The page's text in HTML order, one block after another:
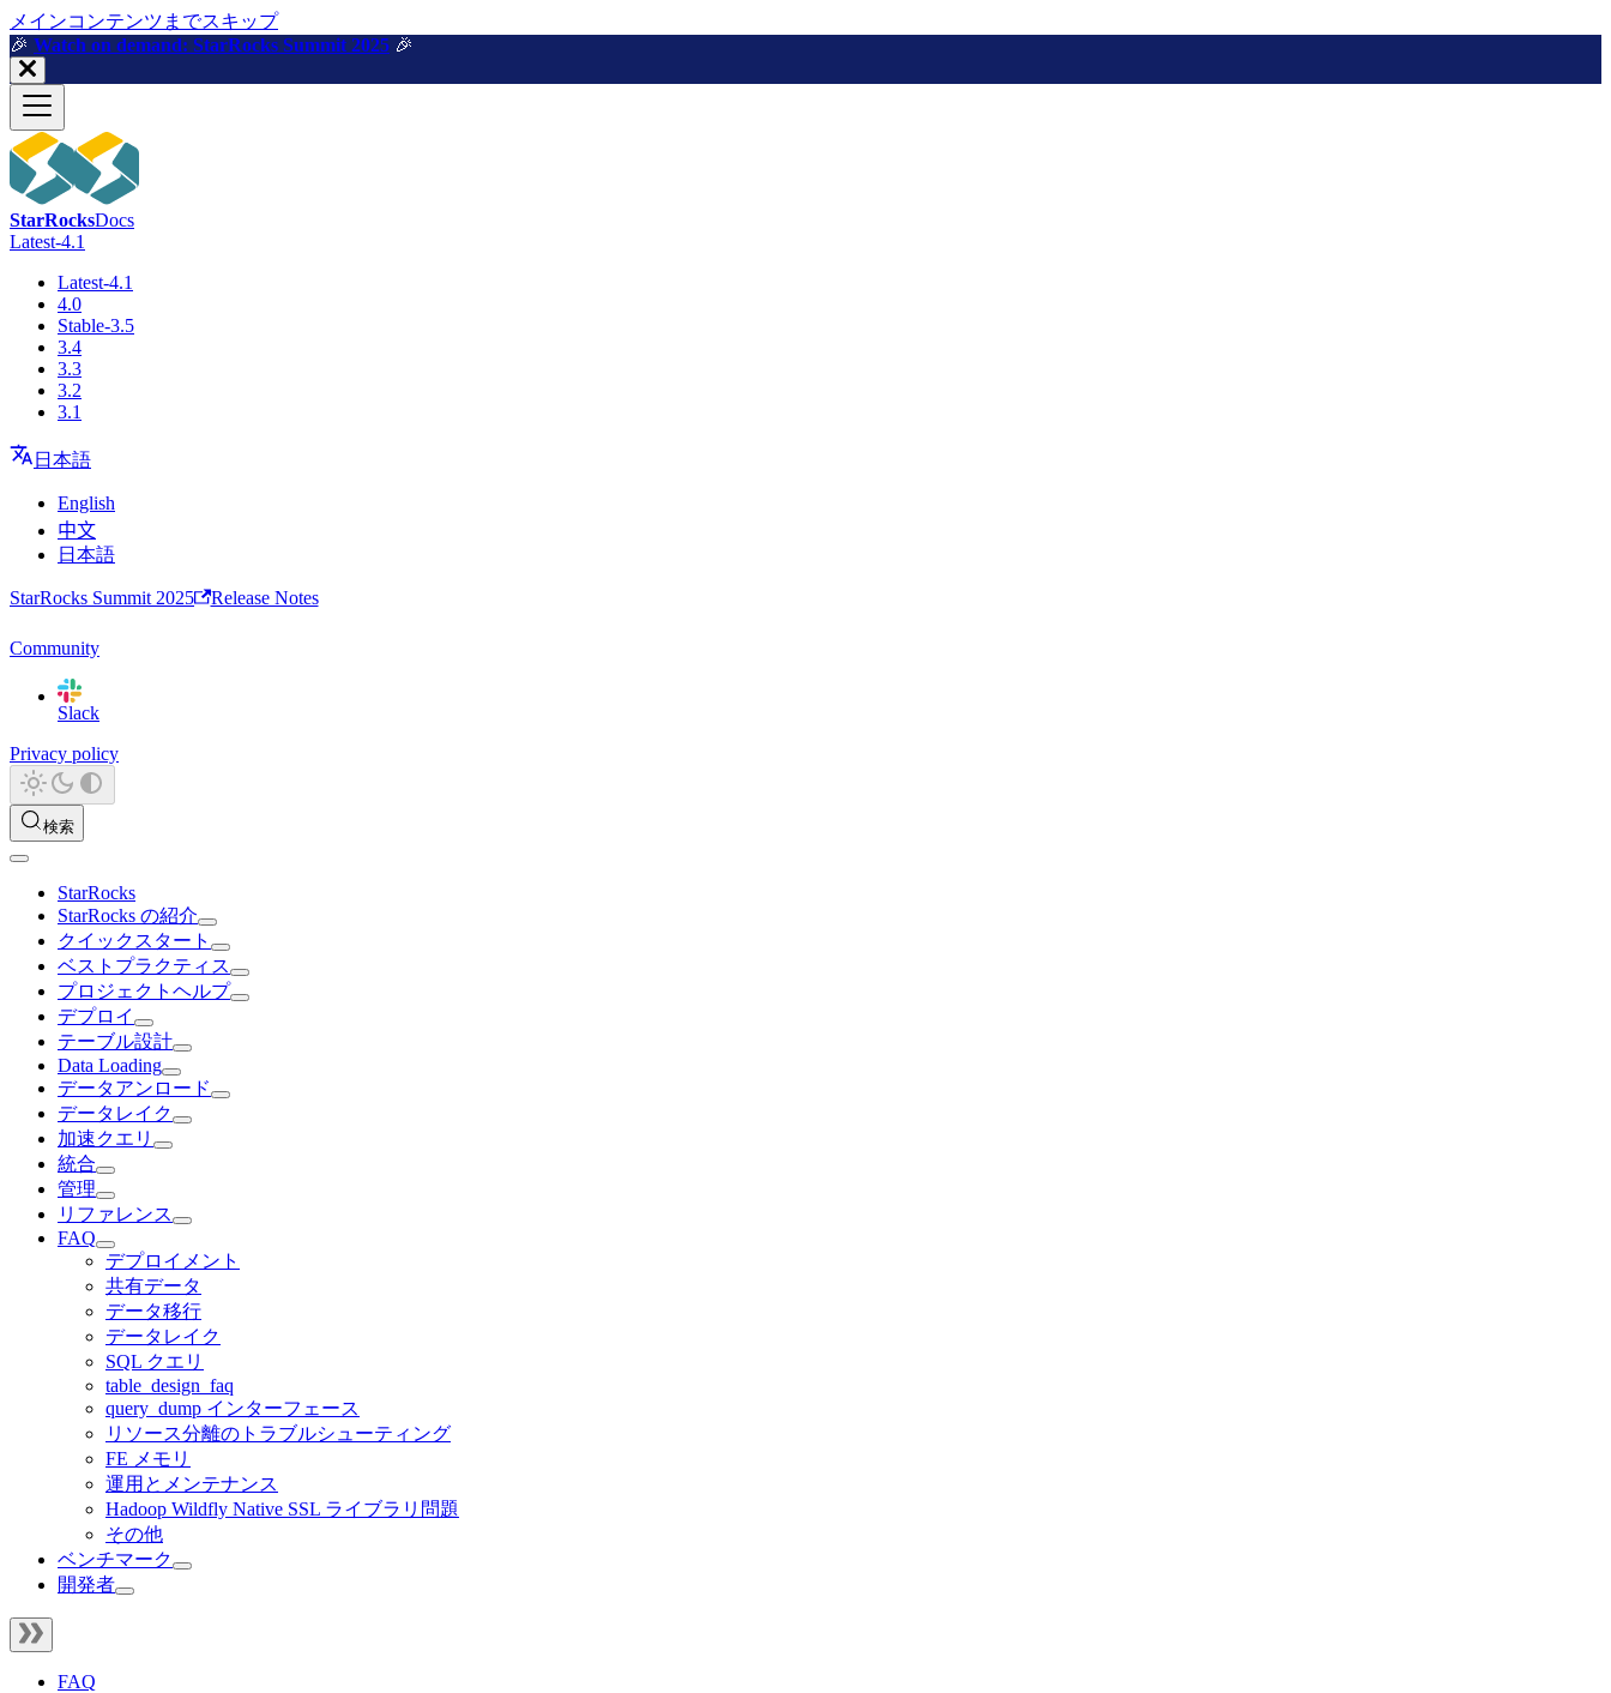
メインコンテンツまでスキップ
🎉️ Watch on demand: StarRocks Summit 2025 🎉️
StarRocksDocs
Latest-4.1
Latest-4.1
4.0
Stable-3.5
3.4
3.3
3.2
3.1
日本語
English
中文
日本語
StarRocks Summit 2025 Release Notes
Community
Slack
Privacy policy
検索
StarRocks
StarRocks の紹介
クイックスタート
ベストプラクティス
プロジェクトヘルプ
デプロイ
テーブル設計
Data Loading
データアンロード
データレイク
加速クエリ
統合
管理
リファレンス
FAQ
デプロイメント
共有データ
データ移行
データレイク
SQL クエリ
table_design_faq
query_dump インターフェース
リソース分離のトラブルシューティング
FE メモリ
運用とメンテナンス
Hadoop Wildfly Native SSL ライブラリ問題
その他
ベンチマーク
開発者
FAQ